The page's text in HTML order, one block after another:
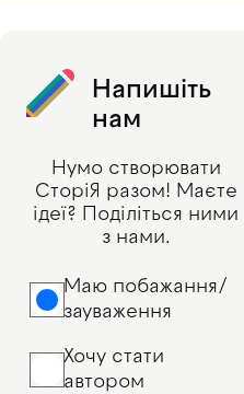
Напишіть
нам
Нумо створювати
СторіЯ разом! Маєте
ідеї? Поділіться ними
з нами.
Маю побажання/
зауваження
Хочу стати
автором